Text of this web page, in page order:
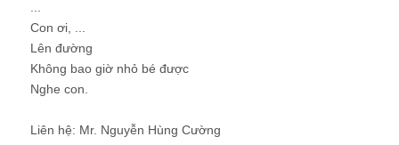
Con ơi, ...
Lên đường
Không bao giờ nhỏ bé được
Nghe con.
Liên hệ: Mr. Nguyễn Hùng Cường